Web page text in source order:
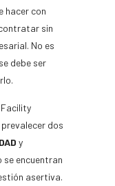
hacer con
sin
No es
debe ser
dos
y
se encuentran
asertiva.